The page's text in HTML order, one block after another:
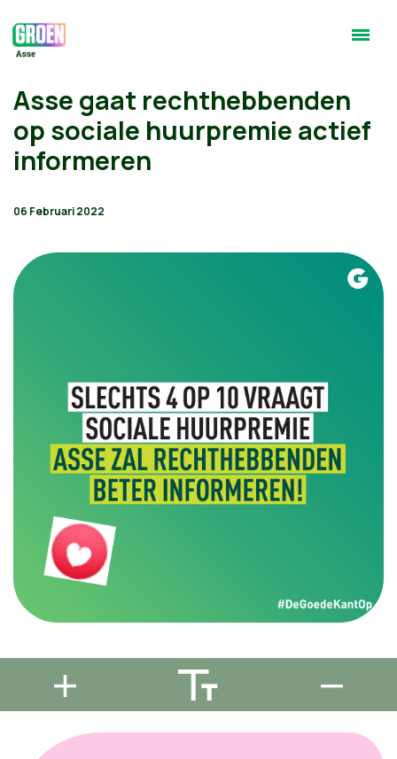
Asse gaat rechthebbenden
op sociale huurpremie actief
informeren
06 Februari 2022